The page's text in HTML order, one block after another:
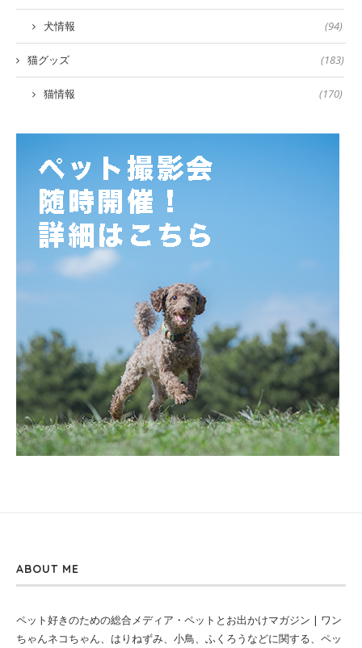
犬情報 (94)
猫グッズ (183)
猫情報 (170)
ABOUT ME
ペット好きのための総合メディア・ペットとお出かけマガジン | ワン
ちゃんネコちゃん、はりねずみ、小鳥、ふくろうなどに関する、ペッ